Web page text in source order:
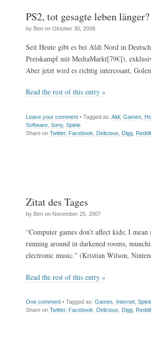
PS2, tot gesagte leben länger?
by Ben on Oktober 30, 2008
Seit Heute gibt es bei Aldi Nord in
Preiskampf mit MediaMarkt[79€]),
Aber jetzt wird es richtig interessant,
Read the rest of this entry »
Leave your comment • Tagged as: Aldi Games
Software Sony, Spiele
Share on Twitter, Facebook Delicious Digg Reddit
Zitat des Tages
by Ben on November 25, 2007
“Computer games don’t affect kids; I
running around in darkened rooms,
electronic music.” (Kristian Wilson,
Read the rest of this entry »
One comment • Tagged as: Games Internet
Share on Twitter, Facebook Delicious Digg Reddit